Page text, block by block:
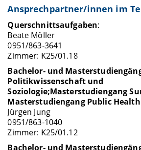
Ansprechpartner/innen im
Querschnittsaufgaben:
Beate Möller
0951/863-3641
Zimmer: K25/01.18
Bachelor- und
Politikwissenschaft und
Soziologie;Masterstudiengang
Masterstudiengang Public Health
Jürgen Jung
0951/863-1040
Zimmer: K25/01.12
Bachelor- und